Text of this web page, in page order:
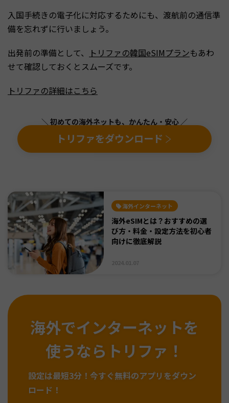
入国手続きの電子化に対応するためにも、渡航前の通信準
備を忘れずに行いましょう。
出発前の準備として、
トリファの韓国eSIMプランもあわ
せて確認しておくとスムーズです。
トリファの詳細はこちら
＼ 初めての海外ネットも、かんたん・安心 ／
トリファをダウンロード
海外インターネット
海外eSIMとは？おすすめの選
び方・料金・設定方法を初心者
向けに徹底解説
海外でインターネットを
使うならトリファ！
設定は最短3分！ 今すぐ無料のアプリをダウン
ロード！